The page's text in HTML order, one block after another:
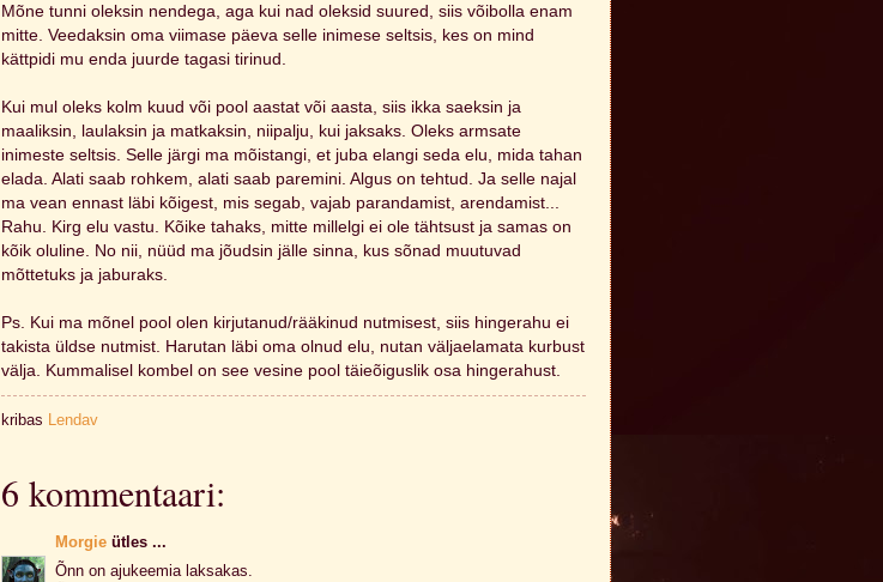
Mõne tunni oleksin nendega, aga kui nad oleksid suured, siis võibolla enam
mitte. Veedaksin oma viimase päeva selle inimese seltsis, kes on mind
kättpidi mu enda juurde tagasi tirinud.
Kui mul oleks kolm kuud või pool aastat või aasta, siis ikka saeksin ja
maaliksin, laulaksin ja matkaksin, niipalju, kui jaksaks. Oleks armsate
inimeste seltsis. Selle järgi ma mõistangi, et juba elangi seda elu, mida tahan
elada. Alati saab rohkem, alati saab paremini. Algus on tehtud. Ja selle najal
ma vean ennast läbi kõigest, mis segab, vajab parandamist, arendamist...
Rahu. Kirg elu vastu. Kõike tahaks, mitte millelgi ei ole tähtsust ja samas on
kõik oluline. No nii, nüüd ma jõudsin jälle sinna, kus sõnad muutuvad
mõttetuks ja jaburaks.
Ps. Kui ma mõnel pool olen kirjutanud/rääkinud nutmisest, siis hingerahu ei
takista üldse nutmist. Harutan läbi oma olnud elu, nutan väljaelamata kurbust
välja. Kummalisel kombel on see vesine pool täieõiguslik osa hingerahust.
kribas Lendav
6 kommentaari:
Morgie ütles ...
Õnn on ajukeemia laksakas.